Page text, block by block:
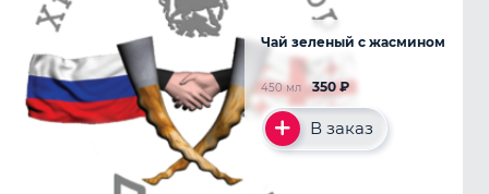
Чай зеленый с жасмином
350₽
450 мл
В заказ